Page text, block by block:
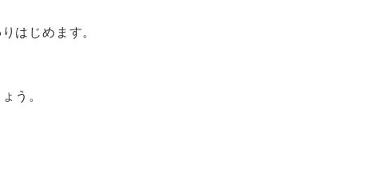
はじめます。
う。